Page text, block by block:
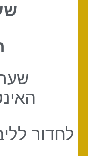
לחדור